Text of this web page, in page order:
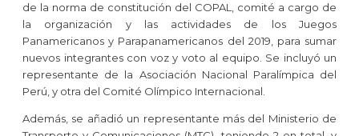
de la norma de constitución del COPAL, comité a cargo de
la organización y las actividades de los Juegos
Panamericanos y Parapanamericanos del 2019, para sumar
nuevos integrantes con voz y voto al equipo. Se incluyó un
representante de la Asociación Nacional Paralímpica del
Perú, y otra del Comité Olímpico Internacional.
Además, se añadió un representante más del Ministerio de